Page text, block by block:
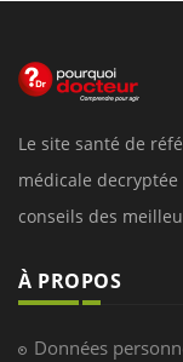
Le site santé de
médicale
conseils des
À PROPOS
Données